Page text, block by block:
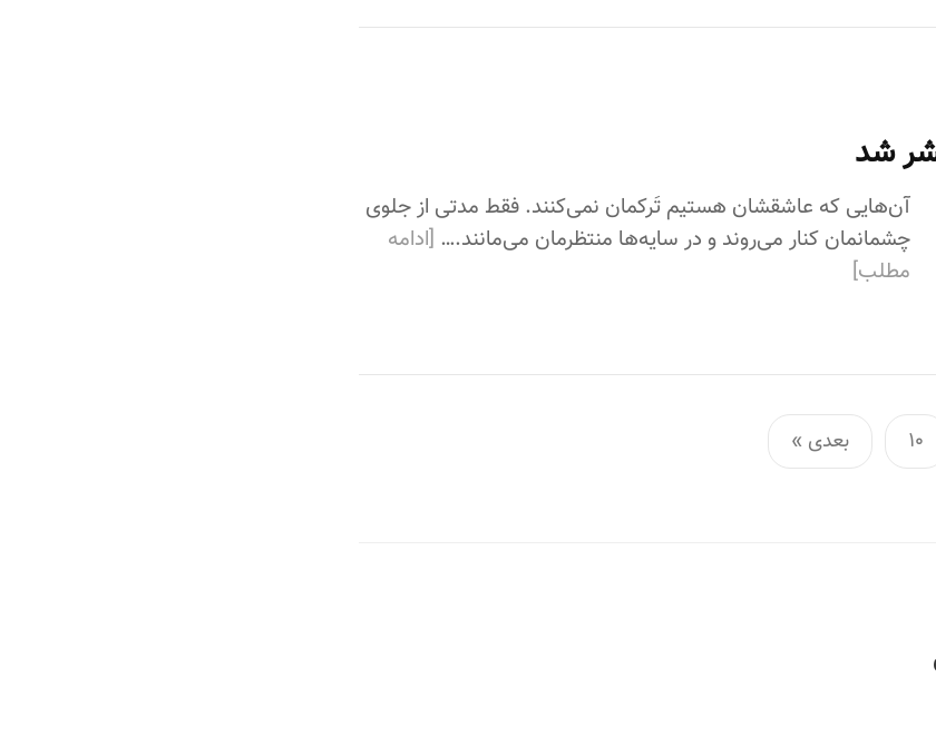
شد
آن‌هایی که عاشقشان هستیم تَرکمان نمی‌کنند. فقط مدتی از جلوی
چشمانمان کنار می‌روند و در سایه‌ها منتظرمان می‌مانند.… [ادامه
مطلب]
10 بعدی »